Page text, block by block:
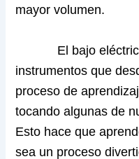
mayor volumen.
El bajo eléctrico
instrumentos que
proceso de
tocando algunas de
Esto hace que
sea un proceso